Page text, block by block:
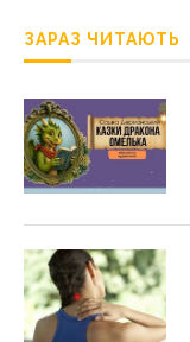
ЗАРАЗ ЧИТАЮТЬ